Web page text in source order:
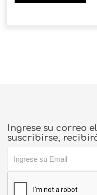
Ingrese su correo
suscribirse,